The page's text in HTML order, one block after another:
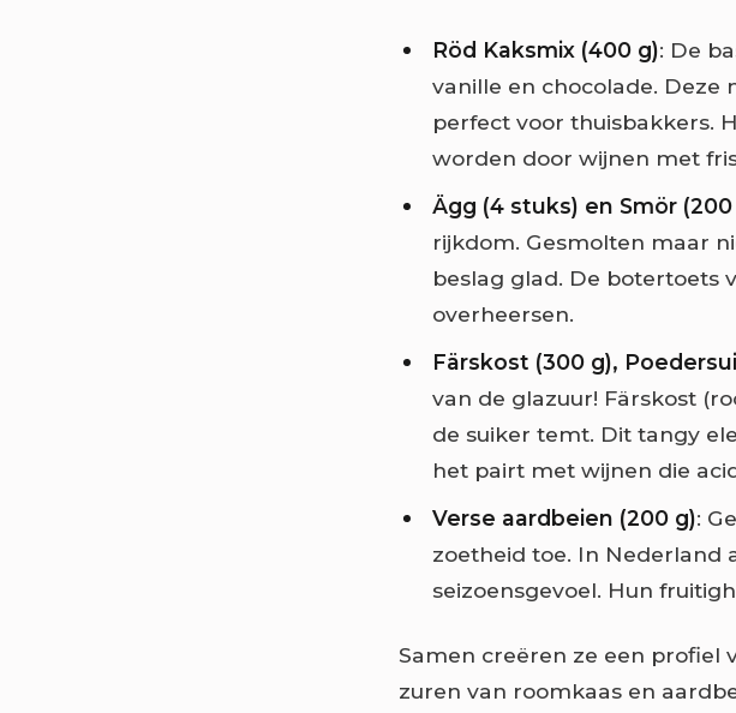
Röd Kaksmix (400 g): De
vanille en chocolade. Deze
perfect voor thuisbakkers.
worden door wijnen met
Ägg (4 stuks) en Smör (200
rijkdom. Gesmolten maar
beslag glad. De botertoets
overheersen.
Färskost (300 g),
van de glazuur! Färskost
de suiker temt. Dit tangy
het pairt met wijnen die
Verse aardbeien (200 g):
zoetheid toe. In Nederland
seizoensgevoel. Hun
Samen creëren ze een profiel
zuren van roomkaas en